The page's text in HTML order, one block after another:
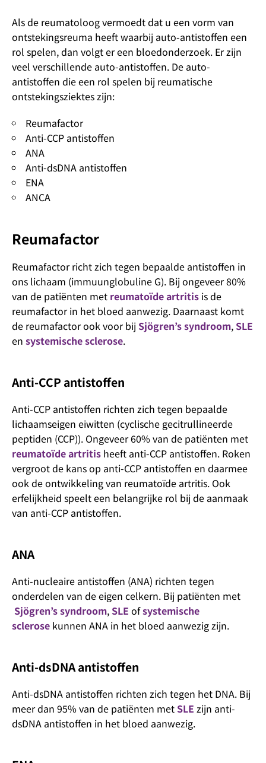
Als de reumatoloog vermoedt dat u een vorm van
ontstekingsreuma heeft waarbij auto-antistoffen een
rol spelen, dan volgt er een bloedonderzoek. Er zijn
veel verschillende auto-antistoffen. De auto-
antistoffen die een rol spelen bij reumatische
ontstekingsziektes zijn:
Reumafactor
Anti-CCP antistoffen
ANA
Anti-dsDNA antistoffen
ENA
ANCA
Reumafactor
Reumafactor richt zich tegen bepaalde antistoffen in
ons lichaam (immuunglobuline G). Bij ongeveer 80%
van de patiënten met reumatoïde artritis is de
reumafactor in het bloed aanwezig. Daarnaast komt
de reumafactor ook voor bij Sjögren’s syndroom, SLE
en systemische sclerose.
Anti-CCP antistoffen
Anti-CCP antistoffen richten zich tegen bepaalde
lichaamseigen eiwitten (cyclische gecitrullineerde
peptiden (CCP)). Ongeveer 60% van de patiënten met
reumatoïde artritis heeft anti-CCP antistoffen. Roken
vergroot de kans op anti-CCP antistoffen en daarmee
ook de ontwikkeling van reumatoïde artritis. Ook
erfelijkheid speelt een belangrijke rol bij de aanmaak
van anti-CCP antistoffen.
ANA
Anti-nucleaire antistoffen (ANA) richten tegen
onderdelen van de eigen celkern. Bij patiënten met
Sjögren’s syndroom, SLE ofsystemische
sclerose kunnen ANA in het bloed aanwezig zijn.
Anti-dsDNA antistoffen
Anti-dsDNA antistoffen richten zich tegen het DNA. Bij
meer dan 95% van de patiënten met SLE zijn anti-
dsDNA antistoffen in het bloed aanwezig.